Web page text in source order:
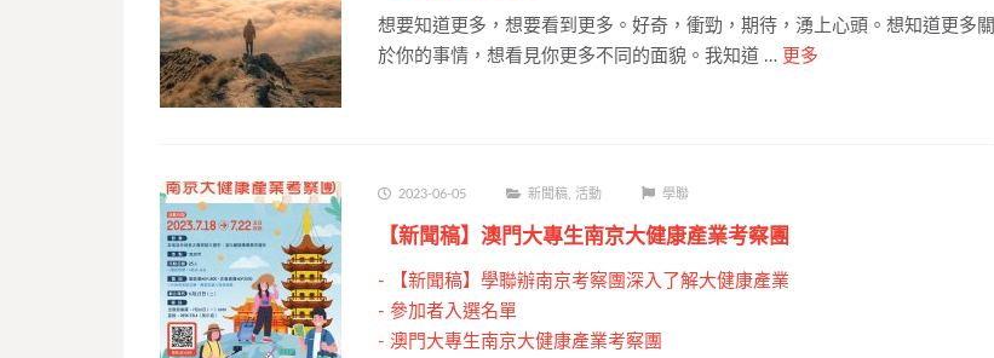
想要知道更多，想要看到更多。好奇，衝勁，期待，湧上心頭。想知道更多關
於你的事情，想看見你更多不同的面貌。我知道 … 更多
2023-06-05 新聞稿 活動 學聯
【新聞稿】澳門大專生南京大健康產業考察團
- 【新聞稿】學聯辦南京考察團深入了解大健康產業
- 參加者入選名單
- 澳門大專生南京大健康產業考察團